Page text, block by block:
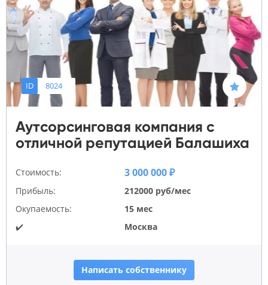
ID 8024
Аутсорсинговая компания с
отличной репутацией Балашиха
Стоимость: 3 000 000 ₽
Прибыль:
212000 руб/мес
Окупаемость:
15 мес
✔️
Москва
Написать собственнику